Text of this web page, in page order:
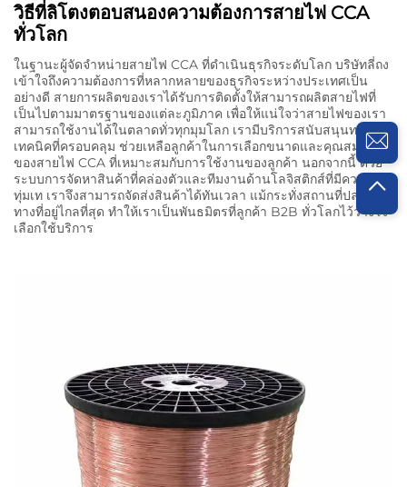
วิธีที่ลิโตงตอบสนองความต้องการสายไฟ CCA
ทั่วโลก
ในฐานะผู้จัดจำหน่ายสายไฟ CCA ที่ดำเนินธุรกิจระดับโลก บริษัทลี่ถง
เข้าใจถึงความต้องการที่หลากหลายของธุรกิจระหว่างประเทศเป็น
อย่างดี สายการผลิตของเราได้รับการติดตั้งให้สามารถผลิตสายไฟที่
เป็นไปตามมาตรฐานของแต่ละภูมิภาค เพื่อให้แน่ใจว่าสายไฟของเรา
สามารถใช้งานได้ในตลาดทั่วทุกมุมโลก เรามีบริการสนับสนุนทาง
เทคนิคที่ครอบคลุม ช่วยเหลือลูกค้าในการเลือกขนาดและคุณสมบัติ
ของสายไฟ CCA ที่เหมาะสมกับการใช้งานของลูกค้า นอกจากนี้ ด้วย
ระบบการจัดหาสินค้าที่คล่องตัวและทีมงานด้านโลจิสติกส์ที่มีความ
ทุ่มเท เราจึงสามารถจัดส่งสินค้าได้ทันเวลา แม้กระทั่งสถานที่ปลาย
ทางที่อยู่ไกลที่สุด ทำให้เราเป็นพันธมิตรที่ลูกค้า B2B ทั่วโลกไว้วางใจ
เลือกใช้บริการ